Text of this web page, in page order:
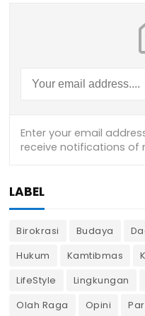
LABEL
Birokrasi Budaya
Hukum
Kamtibmas
LifeStyle
Lingkungan
Olah Raga
Opini